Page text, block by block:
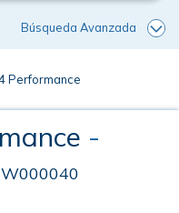
Búsqueda Avanzada
Performance
-